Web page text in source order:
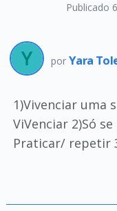
Publicado
por Yara
1)Vivenciar uma
ViVenciar 2)Só
Praticar/ repetir